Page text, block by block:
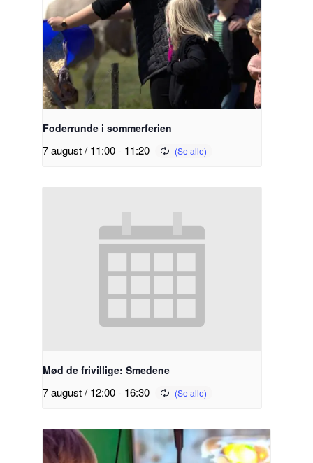
Foderrunde i sommerferien
7 august / 11:00- 11:20
Mød de frivillige: Smedene
7 august / 12:00- 16:30